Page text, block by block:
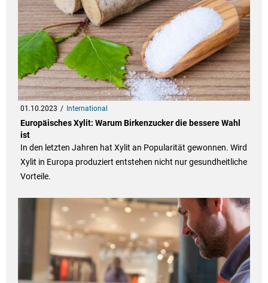
01.10.2023 International
Europäisches Xylit: Warum Birkenzucker die bessere Wahl
ist
In den letzten Jahren hat Xylit an Popularität gewonnen. Wird
Xylit in Europa produziert entstehen nicht nur gesundheitliche
Vorteile.